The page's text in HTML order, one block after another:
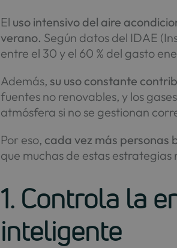
El uso intensivo del aire
verano. Según datos del IDAE
entre el 30 y el 60 % del gasto
Además, su uso constante
fuentes no renovables, y los
atmósfera si no se gestionan
Por eso, cada vez más personas
que muchas de estas
1. Controla la
inteligente